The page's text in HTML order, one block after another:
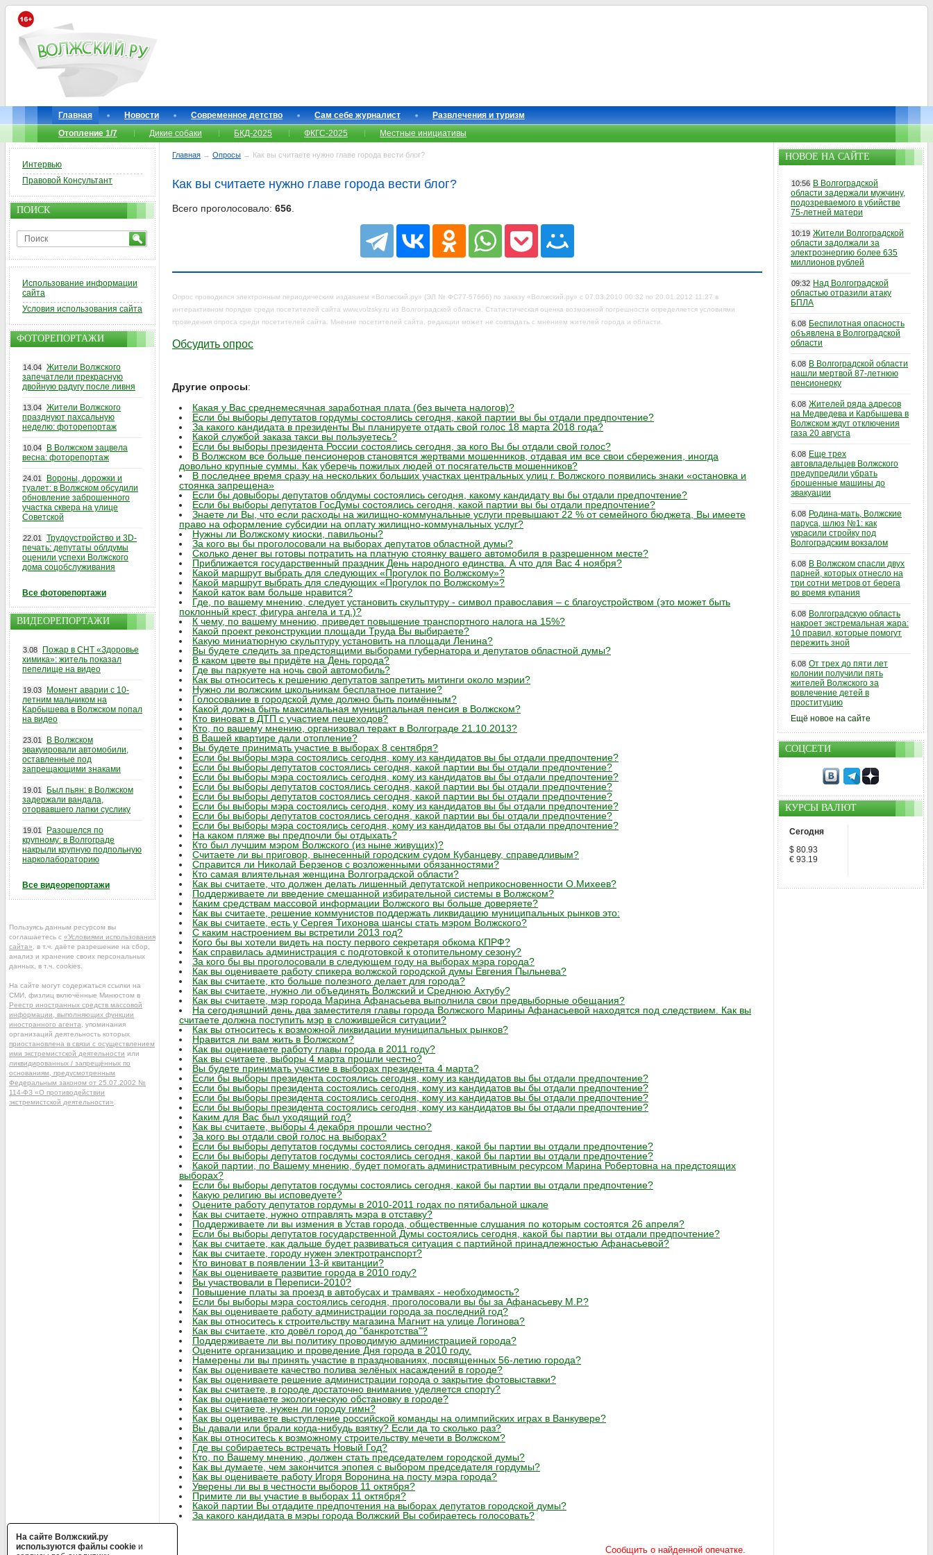
Главная Новости Современное детство Сам себе журналист
Развлечения и туризм
Отопление 1/7
Дикие собаки БКД-2025 ФКГС-2025 Местные инициативы
Главная → Опросы → Как вы считаете нужно главе города вести блог?
Как вы считаете нужно главе города вести блог?
Всего проголосовало: 656
Опрос проводился электронным периодическим изданием «Волжский.ру» (ЭЛ № ФС77-57666) по заказу «Волжский.ру» с 07.03.2010 00:32 по 20.01.2012 11:27 в
интерактивном порядке среди посетителей сайта www.volzsky.ru из Волгоградской области. Статистическая оценка возможной погрешности определяется условиями
проведения опроса среди посетителей сайта. Мнение посетителей сайта, редакции может не совпадать с мнением жителей города и области.
Обсудить опрос
Другие опросы:
Какая у Вас среднемесячная заработная плата (без вычета налогов)?
Если бы выборы депутатов гордумы состоялись сегодня, какой партии вы бы отдали предпочтение?
За какого кандидата в президенты Вы планируете отдать свой голос 18 марта 2018 года?
Какой службой заказа такси вы пользуетесь?
Если бы выборы президента России состоялись сегодня, за кого Вы бы отдали свой голос?
В Волжском все больше пенсионеров становятся жертвами мошенников, отдавая им все свои сбережения, иногда
довольно крупные суммы. Как уберечь пожилых людей от посягательств мошенников?
В последнее время сразу на нескольких больших участках центральных улиц г. Волжского появились знаки «остановка и
стоянка запрещена»
Если бы довыборы депутатов облдумы состоялись сегодня, какому кандидату вы бы отдали предпочтение?
Если бы выборы депутатов ГосДумы состоялись сегодня, какой партии вы бы отдали предпочтение?
Знаете ли Вы, что если расходы на жилищно-коммунальные услуги превышают 22 % от семейного бюджета, Вы имеете
право на оформление субсидии на оплату жилищно-коммунальных услуг?
Нужны ли Волжскому киоски, павильоны?
За кого вы бы проголосовали на выборах депутатов областной думы?
Сколько денег вы готовы потратить на платную стоянку вашего автомобиля в разрешенном месте?
Приближается государственный праздник День народного единства. А что для Вас 4 ноября?
Какой маршрут выбрать для следующих «Прогулок по Волжскому»?
Какой маршрут выбрать для следующих «Прогулок по Волжскому»?
Какой каток вам больше нравится?
Где, по вашему мнению, следует установить скульптуру - символ православия – с благоустройством (это может быть
поклонный крест, фигура ангела и т.д.)?
К чему, по вашему мнению, приведет повышение транспортного налога на 15%?
Какой проект реконструкции площади Труда Вы выбираете?
Какую миниатюрную скульптуру установить на площади Ленина?
Вы будете следить за предстоящими выборами губернатора и депутатов областной думы?
В каком цвете вы придёте на День города?
Где вы паркуете на ночь свой автомобиль?
Как вы относитесь к решению депутатов запретить митинги около мэрии?
Нужно ли волжским школьникам бесплатное питание?
Голосование в городской думе должно быть поимённым?
Какой должна быть максимальная муниципальная пенсия в Волжском?
Кто виноват в ДТП с участием пешеходов?
Кто, по вашему мнению, организовал теракт в Волгограде 21.10.2013?
В Вашей квартире дали отопление?
Вы будете принимать участие в выборах 8 сентября?
Если бы выборы мэра состоялись сегодня, кому из кандидатов вы бы отдали предпочтение?
Если бы выборы депутатов состоялись сегодня, какой партии вы бы отдали предпочтение?
Если бы выборы мэра состоялись сегодня, кому из кандидатов вы бы отдали предпочтение?
Если бы выборы депутатов состоялись сегодня, какой партии вы бы отдали предпочтение?
Если бы выборы депутатов состоялись сегодня, какой партии вы бы отдали предпочтение?
Если бы выборы мэра состоялись сегодня, кому из кандидатов вы бы отдали предпочтение?
Если бы выборы депутатов состоялись сегодня, какой партии вы бы отдали предпочтение?
Если бы выборы мэра состоялись сегодня, кому из кандидатов вы бы отдали предпочтение?
На каком пляже вы предпочли бы отдыхать?
Кто был лучшим мэром Волжского (из ныне живущих)?
Считаете ли вы приговор, вынесенный городским судом Кубанцеву, справедливым?
Справится ли Николай Берзенов с возложенными обязанностями?
Кто самая влиятельная женщина Волгоградской области?
Как вы считаете, что должен делать лишенный депутатской неприкосновенности О.Михеев?
Поддерживаете ли введение смешанной избирательной системы в Волжском?
Каким средствам массовой информации Волжского вы больше доверяете?
Как вы считаете, решение коммунистов поддержать ликвидацию муниципальных рынков это:
Как вы считаете, есть у Сергея Тихонова шансы стать мэром Волжского?
С каким настроением вы встретили 2013 год?
Кого бы вы хотели видеть на посту первого секретаря обкома КПРФ?
Как справилась администрация с подготовкой к отопительному сезону?
За кого бы вы проголосовали в следующем году на выборах мэра города?
Как вы оцениваете работу спикера волжской городской думы Евгения Пыльнева?
Как вы считаете, кто больше полезного делает для города?
Как вы считаете, нужно ли объединять Волжский и Среднюю Ахтубу?
Как вы считаете, мэр города Марина Афанасьева выполнила свои предвыборные обещания?
На сегодняшний день два заместителя главы города Волжского Марины Афанасьевой находятся под следствием. Как вы
считаете должна поступить мэр в сложившейся ситуации?
Как вы относитесь к возможной ликвидации муниципальных рынков?
Нравится ли вам жить в Волжском?
Как вы оцениваете работу главы города в 2011 году?
Как вы считаете, выборы 4 марта прошли честно?
Вы будете принимать участие в выборах президента 4 марта?
Если бы выборы президента состоялись сегодня, кому из кандидатов вы бы отдали предпочтение?
Если бы выборы президента состоялись сегодня, кому из кандидатов вы бы отдали предпочтение?
Если бы выборы президента состоялись сегодня, кому из кандидатов вы бы отдали предпочтение?
Если бы выборы президента состоялись сегодня, кому из кандидатов вы бы отдали предпочтение?
Каким для Вас был уходящий год?
Как вы считаете, выборы 4 декабря прошли честно?
За кого вы отдали свой голос на выборах?
Если бы выборы депутатов госдумы состоялись сегодня, какой бы партии вы отдали предпочтение?
Если бы выборы депутатов госдумы состоялись сегодня, какой бы партии вы отдали предпочтение?
Какой партии, по Вашему мнению, будет помогать административным ресурсом Марина Робертовна на предстоящих
выборах?
Если бы выборы депутатов госдумы состоялись сегодня, какой бы партии вы отдали предпочтение?
Какую религию вы исповедуете?
Оцените работу депутатов гордумы в 2010-2011 годах по пятибальной шкале
Как вы считаете, нужно отправлять мэра в отставку?
Поддерживаете ли вы измения в Устав города, общественные слушания по которым состоятся 26 апреля?
Если бы выборы депутатов государственной Думы состоялись сегодня, какой бы партии вы отдали предпочтение?
Как вы считаете, как дальше будет развиваться ситуация с партийной принадлежностью Афанасьевой?
Как вы считаете, городу нужен электротранспорт?
Кто виноват в появлении 13-й квитанции?
Как вы оцениваете развитие города в 2010 году?
Вы участвовали в Переписи-2010?
Повышение платы за проезд в автобусах и трамваях - необходимость?
Если бы выборы мэра состоялись сегодня, проголосовали вы бы за Афанасьеву М.Р.?
Как вы оцениваете работу администрации города за последний год?
Как вы относитесь к строительству магазина Магнит на улице Логинова?
Как вы считаете, кто довёл город до "банкротства"?
Поддерживаете ли вы политику проводимую администрацией города?
Оцените организацию и проведение Дня города в 2010 году.
Намерены ли вы принять участие в празднованиях, посвященных 56-летию города?
Как вы оцениваете качество полива зелёных насаждений в городе?
Как вы оцениваете решение администрации города о закрытие фотовыставки?
Как вы считаете, в городе достаточно внимание уделяется спорту?
Как вы оцениваете экологическую обстановку в городе?
Как вы считаете, нужен ли городу гимн?
Как вы оцениваете выступление российской команды на олимпийских играх в Ванкувере?
Вы давали или брали когда-нибудь взятку? Если да то сколько раз?
Как вы относитесь к возможному строительству мечети в Волжском?
Где вы собираетесь встречать Новый Год?
Кто, по Вашему мнению, должен стать председателем городской думы?
Как вы думаете, чем закончится эпопея с выбором председателя гордумы?
Как вы оцениваете работу Игоря Воронина на посту мэра города?
Уверены ли вы в честности выборов 11 октября?
Примите ли вы участие в выборах 11 октября?
Какой партии Вы отдадите предпочтения на выборах депутатов городской думы?
За какого кандидата в мэры города Волжский Вы собираетесь голосовать?
Интервью
Правовой Консультант
ПОИСК
Использование информации
сайта
Условия использования сайта
ФОТОРЕПОРТАЖИ
14.04 Жители Волжского
запечатлели прекрасную
двойную радугу после ливня
13.04 Жители Волжского
празднуют пахсальную
неделю: фоторепортаж
10.04
В Волжском зацвела
весна: фоторепортаж
24.01
Вороны, дорожки и
туалет: в Волжском обсудили
обновление заброшенного
участка сквера на улице
Советской
22.01
Трудоустройство и 3D-
печать: депутаты облдумы
оценили успехи Волжского
дома соцобслуживания
Все фоторепортажи
ВИДЕОРЕПОРТАЖИ
3.08
Пожар в СНТ «Здоровье
химика»: житель показал
пепелище на видео
19.03
Момент аварии с 10-
летним мальчиком на
Карбышева в Волжском попал
на видео
23.01
В Волжском
эвакуировали автомобили,
оставленные под
запрещающими знаками
19.01
Был пьян: в Волжском
задержали вандала,
оторвавшего лапки суслику
19.01
Разошелся по
крупному: в Волгограде
накрыли крупную подпольную
нарколабораторию
Все видеорепортажи
Пользуясь данным ресурсом вы
соглашаетесь с «Условиями использования
сайта» , в т.ч. даёте разрешение на сбор,
анализ и хранение своих персональных
данных, в т.ч. cookies.
На сайте могут содержаться ссылки на
СМИ, физлиц включённые Минюстом в
Реестр иностранных средств массовой
информации, выполняющих функции
иностранного агента , упоминания
организаций деятельность которых
приостановлена в связи с осуществлением
ими экстремистской деятельности или
ликвидированных / запрещённых по
основаниям, предусмотренным
Федеральным законом от 25.07.2002 №
114-ФЗ «О противодействии
экстремистской деятельности»
НОВОЕ НА САЙТЕ
10:56 В Волгоградской
области задержали мужчину,
подозреваемого в убийстве
75-летней матери
10:19 Жители Волгоградской
области задолжали за
электроэнергию более 635
миллионов рублей
09:32 Над Волгоградской
областью отразили атаку
БПЛА
6.08 Беспилотная опасность
объявлена в Волгоградской
области
6.08 В Волгоградской области
нашли мертвой 87-летнюю
пенсионерку
6.08 Жителей ряда адресов
на Медведева и Карбышева в
Волжском ждут отключения
газа 20 августа
6.08 Еще трех
автовладельцев Волжского
предупредили убрать
брошенные машины до
эвакуации
6.08 Родина-мать, Волжские
паруса, шлюз №1: как
украсили стройку под
Волгоградским вокзалом
6.08 В Волжском спасли двух
парней, которых отнесло на
три сотни метров от берега
во время купания
6.08 Волгоградскую область
накроет экстремальная жара:
10 правил, которые помогут
пережить зной
6.08 От трех до пяти лет
колонии получили пять
жителей Волжского за
вовлечение детей в
проституцию
Ещё новое на сайте
СОЦСЕТИ
КУРСЫ ВАЛЮТ
Сегодня
$ 80.93
€ 93.19
На сайте Волжский.ру
используются файлы cookie и